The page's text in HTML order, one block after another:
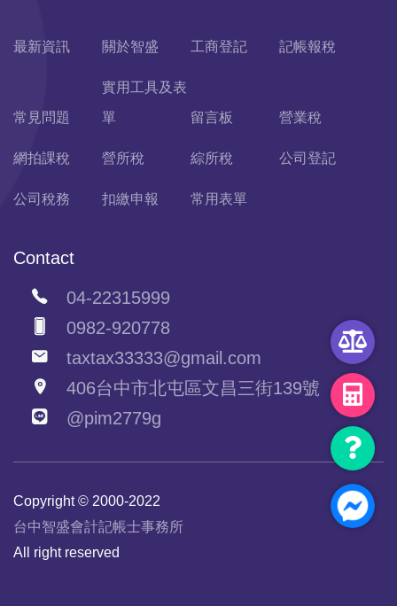
最新資訊 關於智盛 工商登記 記帳報稅
常見問題
實用工具及表
單
留言板 營業稅
網拍課稅 營所稅 綜所稅 公司登記
公司稅務 扣繳申報 常用表單
Contact
04-22315999
0982-920778
taxtax33333@gmail.com
406台中市北屯區文昌三街139號
@pim2779g
Copyright © 2000-2022
台中智盛會計記帳士事務所
All right reserved